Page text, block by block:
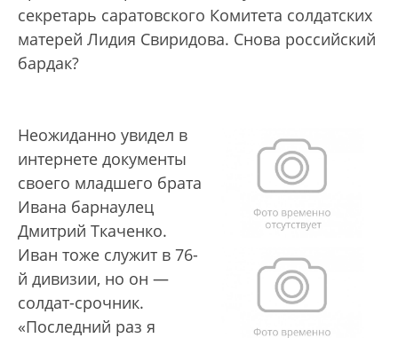
секретарь саратовского Комитета солдатских
матерей Лидия Свиридова. Снова российский
бардак?
Неожиданно увидел в
интернете документы
своего младшего брата
Ивана барнаулец
Дмитрий Ткаченко.
Иван тоже служит в 76-
й дивизии, но он —
солдат-срочник.
«Последний раз я